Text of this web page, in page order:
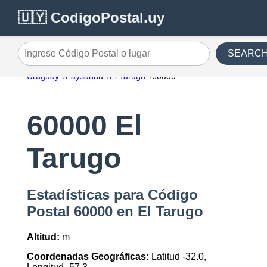
🇺🇾 CodigoPostal.uy
Ingrese Código Postal o lugar
Uruguay Paysandu El Tarugo 60000
60000 El
Tarugo
Estadísticas para Código
Postal 60000 en El Tarugo
Altitud: m
Coordenadas Geográficas: Latitud -32.0,